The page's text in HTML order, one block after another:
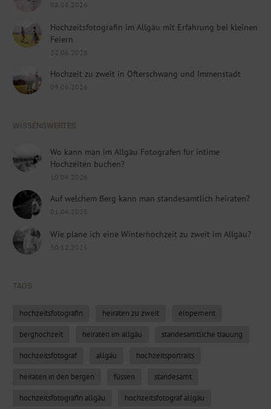
08.08.2026
Hochzeitsfotografin im Allgäu mit Erfahrung bei kleinen
Feiern
22.06.2026
Hochzeit zu zweit in Ofterschwang und Immenstadt
09.06.2026
WISSENSWERTES
Wo kann man im Allgäu Fotografen für intime
Hochzeiten buchen?
10.04.2026
Auf welchem Berg kann man standesamtlich heiraten?
01.04.2026
Wie plane ich eine Winterhochzeit zu zweit im Allgäu?
30.12.2025
TAGS
hochzeitsfotografin heiraten zu zweit elopement
berghochzeit heiraten im allgäu standesamtliche trauung
hochzeitsfotograf allgäu hochzeitsportraits
heiraten in den bergen füssen standesamt
hochzeitsfotografin allgäu hochzeitsfotograf allgäu